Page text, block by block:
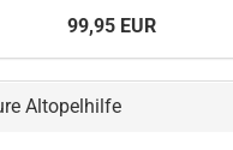
99,95 EUR
Altopelhilfe